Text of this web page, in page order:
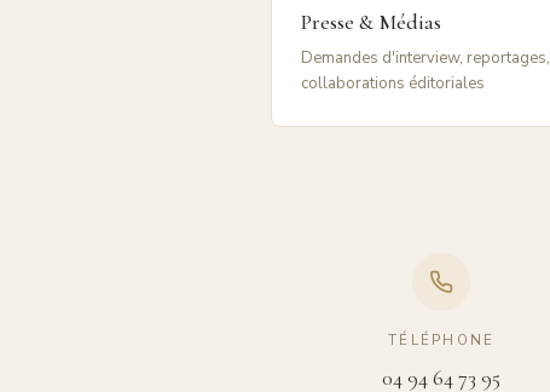
Presse & Médias
Demandes d'interview, reportages,
collaborations éditoriales
TÉLÉPHONE
04 94 64 73 95